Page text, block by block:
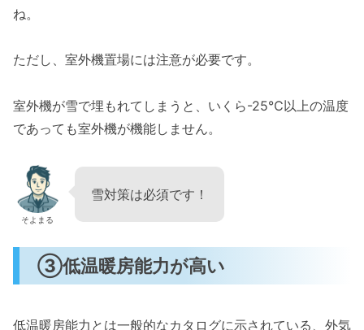
ね。
ただし、室外機置場には注意が必要です。
室外機が雪で埋もれてしまうと、いくら-25℃以上の温度
であっても室外機が機能しません。
そよまる
雪対策は必須です！
③低温暖房能力が高い
低温暖房能力とは一般的なカタログに示されている、外気